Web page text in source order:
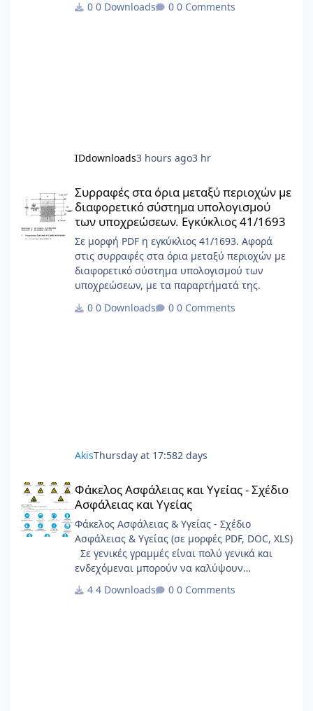
0 Downloads 0 Comments
IDdownloads3 hours ago3 hr
Συρραφές στα όρια μεταξύ περιοχών με
διαφορετικό σύστημα υπολογισμού
των υποχρεώσεων. Εγκύκλιος 41/1693
Σε μορφή PDF η εγκύκλιος 41/1693. Αφορά
στις συρραφές στα όρια μεταξύ περιοχών με
διαφορετικό σύστημα υπολογισμού των
υποχρεώσεων, με τα παραρτήματά της.
0 Downloads
0 Comments
AkisThursday at 17:582 days
Φάκελος Ασφάλειας και Υγείας - Σχέδιο
Ασφάλειας και Υγείας
Φάκελος Ασφάλειας & Υγείας - Σχέδιο
Ασφάλειας & Υγείας (σε μορφές PDF, DOC, XLS)
Σε γενικές γραμμές είναι πολύ γενικά και
ενδεχόμεναι μπορούν να καλύψουν
4 Downloads 0 Comments